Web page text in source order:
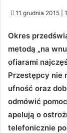
11 grudnia 2015 |
Okres
metodą „na
ofiarami
Przestępcy nie
ufność oraz
odmówić
apelują o
telefonicznie